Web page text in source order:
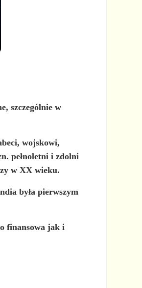
szczególnie w
wojskowi,
pełnoletni i zdolni
w XX wieku.
była pierwszym
finansowa jak i